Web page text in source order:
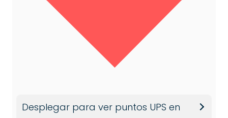
Desplegar para ver puntos UPS en